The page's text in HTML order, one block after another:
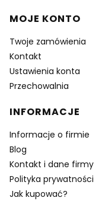
MOJE KONTO
Twoje zamówienia
Kontakt
Ustawienia konta
Przechowalnia
INFORMACJE
Informacje o firmie
Blog
Kontakt i dane firmy
Polityka prywatności
Jak kupować?